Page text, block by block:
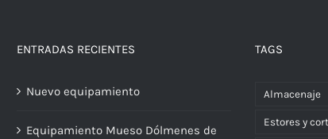
ENTRADAS RECIENTES
Nuevo equipamiento
Equipamiento Mueso Dólmenes de
TAGS
Almacenaje
Estores y